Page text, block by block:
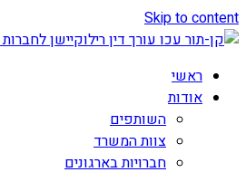
Skip to content
ראשי
אודות
השותפים
צוות המשרד
חברויות בארגונים